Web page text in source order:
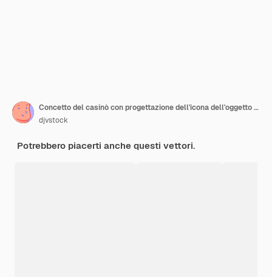
Concetto del casinò con progettazione dell'icona dell'oggetto di Las Vegas
djvstock
Potrebbero piacerti anche questi vettori.